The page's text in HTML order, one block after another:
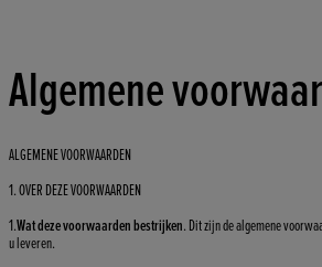
Algemene
ALGEMENE VOORWAARDEN
1. OVER DEZE VOORWAARDEN
1.Wat deze voorwaarden bestrijken. Dit zijn de algemene
u leveren.